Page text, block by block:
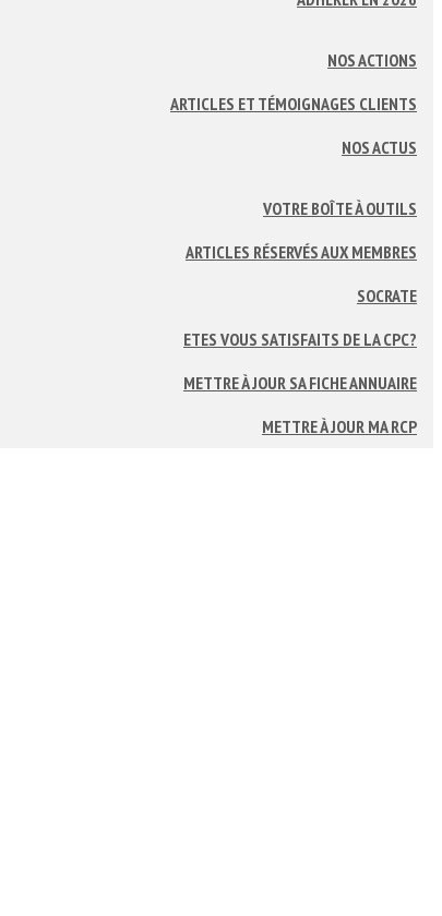
NOS ACTIONS
ARTICLES ET TÉMOIGNAGES CLIENTS
NOS ACTUS
VOTRE BOÎTE À OUTILS
ARTICLES RÉSERVÉS AUX MEMBRES
SOCRATE
ETES VOUS SATISFAITS DE LA CPC?
METTRE À JOUR SA FICHE ANNUAIRE
METTRE À JOUR MA RCP